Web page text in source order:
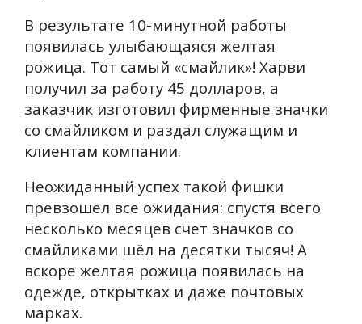
В результате 10-минутной работы
появилась улыбающаяся желтая
рожица. Тот самый «смайлик»! Харви
получил за работу 45 долларов, а
заказчик изготовил фирменные значки
со смайликом и раздал служащим и
клиентам компании.
Неожиданный успех такой фишки
превзошел все ожидания: спустя всего
несколько месяцев счет значков со
смайликами шёл на десятки тысяч! А
вскоре желтая рожица появилась на
одежде, открытках и даже почтовых
марках.